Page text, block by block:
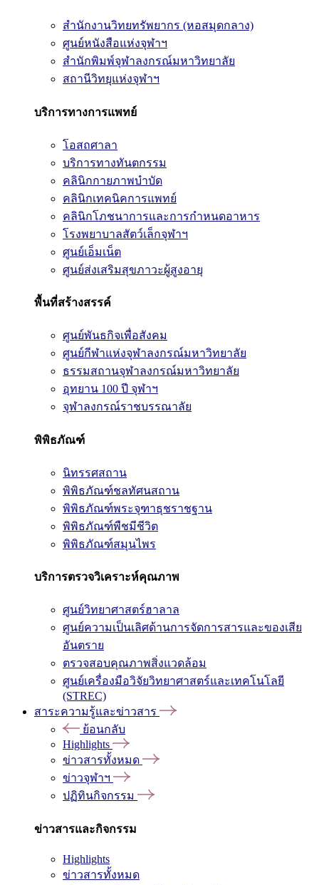
สำนักงานวิทยทรัพยากร (หอสมุดกลาง)
ศูนย์หนังสือแห่งจุฬาฯ
สำนักพิมพ์จุฬาลงกรณ์มหาวิทยาลัย
สถานีวิทยุแห่งจุฬาฯ
บริการทางการแพทย์
โอสถศาลา
บริการทางทันตกรรม
คลินิกกายภาพบำบัด
คลินิกเทคนิคการแพทย์
คลินิกโภชนาการและการกำหนดอาหาร
โรงพยาบาลสัตว์เล็กจุฬาฯ
ศูนย์เอ็มเน็ต
ศูนย์ส่งเสริมสุขภาวะผู้สูงอายุ
พื้นที่สร้างสรรค์
ศูนย์พันธกิจเพื่อสังคม
ศูนย์กีฬาแห่งจุฬาลงกรณ์มหาวิทยาลัย
ธรรมสถานจุฬาลงกรณ์มหาวิทยาลัย
อุทยาน 100 ปี จุฬาฯ
จุฬาลงกรณ์ราชบรรณาลัย
พิพิธภัณฑ์
นิทรรศสถาน
พิพิธภัณฑ์ชลทัศนสถาน
พิพิธภัณฑ์พระจุฑาธุชราชฐาน
พิพิธภัณฑ์พืชมีชีวิต
พิพิธภัณฑ์สมุนไพร
บริการตรวจวิเคราะห์คุณภาพ
ศูนย์วิทยาศาสตร์ฮาลาล
ศูนย์ความเป็นเลิศด้านการจัดการสารและของเสีย
อันตราย
ตรวจสอบคุณภาพสิ่งแวดล้อม
ศูนย์เครื่องมือวิจัยวิทยาศาสตร์และเทคโนโลยี
(STREC)
สาระความรู้และข่าวสาร
ย้อนกลับ
Highlights
ข่าวสารทั้งหมด
ข่าวจุฬาฯ
ปฏิทินกิจกรรม
ข่าวสารและกิจกรรม
Highlights
ข่าวสารทั้งหมด